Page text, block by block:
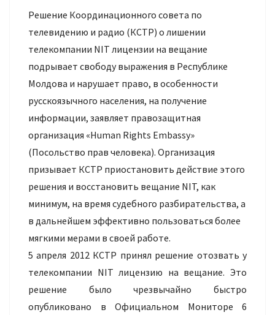
Решение Координационного совета по
телевидению и радио (КСТР) о лишении
телекомпании NIT лицензии на вещание
подрывает свободу выражения в Республике
Молдова и нарушает право, в особенности
русскоязычного населения, на получение
информации, заявляет правозащитная
организация «Human Rights Embassy»
(Посольство прав человека). Организация
призывает КСТР приостановить действие этого
решения и восстановить вещание NIT, как
минимум, на время судебного разбирательства, а
в дальнейшем эффективно пользоваться более
мягкими мерами в своей работе.
5 апреля 2012 КСТР принял решение отозвать у
телекомпании NIT лицензию на вещание. Это
решение было чрезвычайно быстро
опубликовано в Официальном Мониторе 6